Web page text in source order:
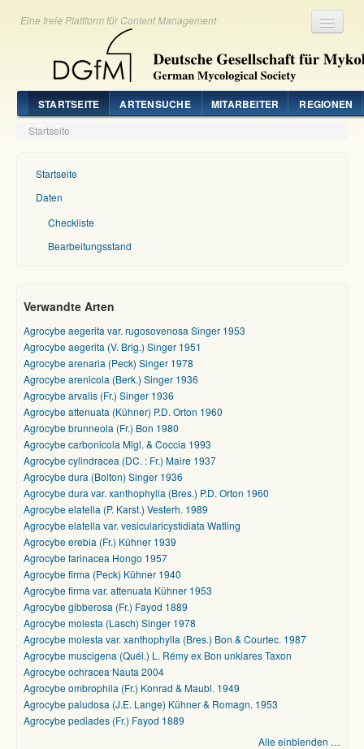
Eine freie Plattform für Content Management
STARTSEITE ARTENSUCHE MITARBEITER REGIONEN
Startseite
Startseite
Daten
Checkliste
Bearbeitungsstand
Verwandte Arten
Agrocybe aegerita var. rugosovenosa Singer 1953
Agrocybe aegerita (V. Brig.) Singer 1951
Agrocybe arenaria (Peck) Singer 1978
Agrocybe arenicola (Berk.) Singer 1936
Agrocybe arvalis (Fr.) Singer 1936
Agrocybe attenuata (Kühner) P.D. Orton 1960
Agrocybe brunneola (Fr.) Bon 1980
Agrocybe carbonicola Migl. & Coccia 1993
Agrocybe cylindracea (DC. : Fr.) Maire 1937
Agrocybe dura (Bolton) Singer 1936
Agrocybe dura var. xanthophylla (Bres.) P.D. Orton 1960
Agrocybe elatella (P. Karst.) Vesterh. 1989
Agrocybe elatella var. vesicularicystidiata Watling
Agrocybe erebia (Fr.) Kühner 1939
Agrocybe farinacea Hongo 1957
Agrocybe firma (Peck) Kühner 1940
Agrocybe firma var. attenuata Kühner 1953
Agrocybe gibberosa (Fr.) Fayod 1889
Agrocybe molesta (Lasch) Singer 1978
Agrocybe molesta var. xanthophylla (Bres.) Bon & Courtec. 1987
Agrocybe muscigena (Quél.) L. Rémy ex Bon unklares Taxon
Agrocybe ochracea Nauta 2004
Agrocybe ombrophila (Fr.) Konrad & Maubl. 1949
Agrocybe paludosa (J.E. Lange) Kühner & Romagn. 1953
Agrocybe pediades (Fr.) Fayod 1889
Alle einblenden …